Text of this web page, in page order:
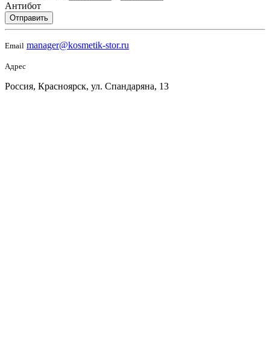
Антибот
Отправить
Email manager@kosmetik-stor.ru
Адрес
Россия, Красноярск, ул. Спандаряна, 13